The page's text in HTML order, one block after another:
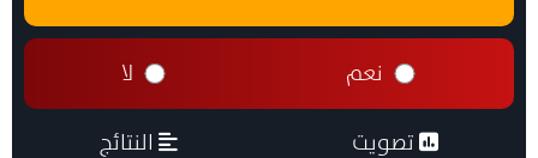
نعم لا
تصويت النتائج